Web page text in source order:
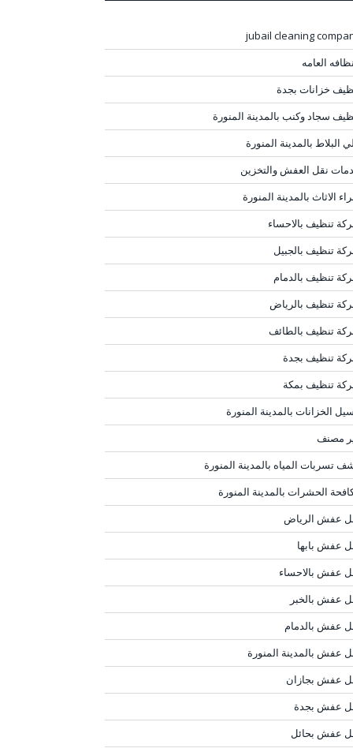
jubail cleaning
العامه
خزانات بجدة
سجاد وكنب بالمدينة المنورة
البلاط بالمدينة المنورة
نقل العفش والتخزين
الاثاث بالمدينة المنورة
تنظيف بالاحساء
تنظيف بالجبيل
تنظيف بالدمام
تنظيف بالرياض
تنظيف بالطائف
تنظيف بجدة
تنظيف بمكة
الخزانات بالمدينة المنورة
مصنف
تسربات المياه بالمدينة المنورة
الحشرات بالمدينة المنورة
عفش الرياض
عفش بابها
عفش بالاحساء
عفش بالخبر
عفش بالدمام
عفش بالمدينة المنورة
عفش بجازان
عفش بجدة
عفش بحائل